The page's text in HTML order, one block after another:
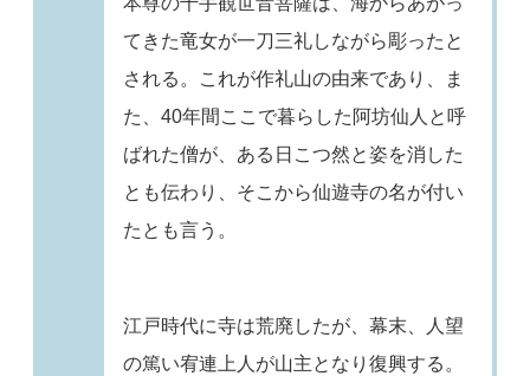
てきた竜女が一刀三礼しながら彫ったと
される。これが作礼山の由来であり、ま
た、40年間ここで暮らした阿坊仙人と呼
ばれた僧が、ある日こつ然と姿を消した
とも伝わり、そこから仙遊寺の名が付い
たとも言う。
江戸時代に寺は荒廃したが、幕末、人望
の篤い宥連上人が山主となり復興する。